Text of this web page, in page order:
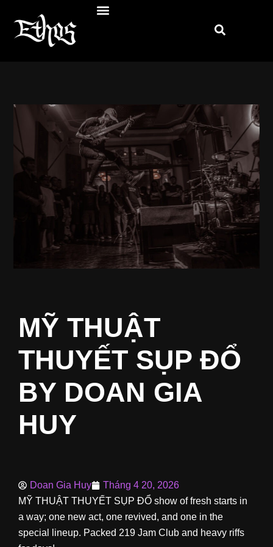
MỸ THUẬT
THUYẾT SỤP ĐỔ
BY DOAN GIA
HUY
Doan Gia Huy
Tháng 4 20, 2026
MỸ THUẬT THUYẾT SỤP ĐỔ show of fresh starts in
a way; one new act, one revived, and one in the
special lineup. Packed 219 Jam Club and heavy riffs